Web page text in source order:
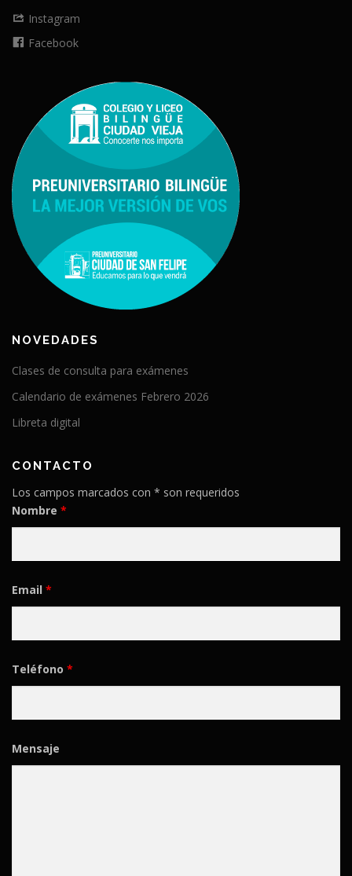
Instagram
Facebook
NOVEDADES
Clases de consulta para exámenes
Calendario de exámenes Febrero 2026
Libreta digital
CONTACTO
Los campos marcados con * son requeridos
Nombre *
Email *
Teléfono *
Mensaje